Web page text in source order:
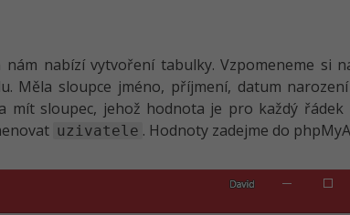
nabízí vytvoření tabulky. Vzpomeneme si
Měla sloupce jméno, příjmení, datum
mít sloupec, jehož hodnota je pro každý řádek
uzivatele . Hodnoty zadejme do